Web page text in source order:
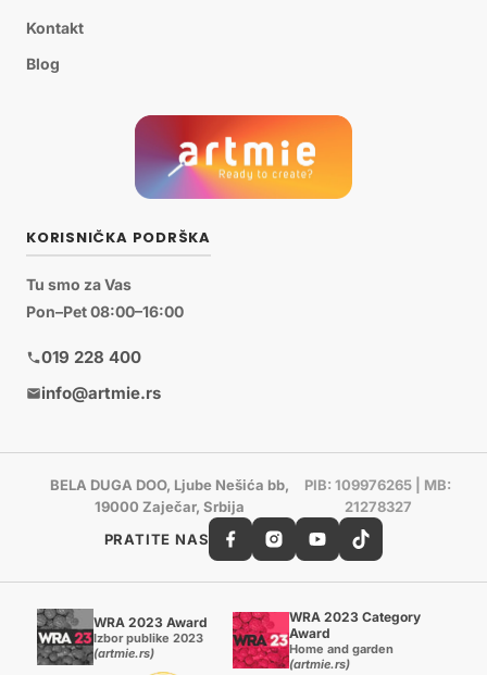
Kontakt
Blog
KORISNIČKA PODRŠKA
Tu smo za Vas
Pon–Pet 08:00–16:00
019 228 400
info@artmie.rs
BELA DUGA DOO, Ljube Nešića bb,
19000 Zaječar, Srbija
PIB: 109976265 | MB:
21278327
PRATITE NAS
WRA 2023 Award
Izbor publike 2023
(artmie.rs)
WRA 2023 Category
Award
Home and garden
(artmie.rs)